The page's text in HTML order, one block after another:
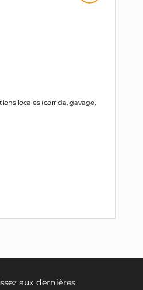
locales (corrida, gavage,
aux dernières